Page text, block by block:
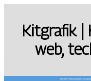
Kitgrafik |
web,